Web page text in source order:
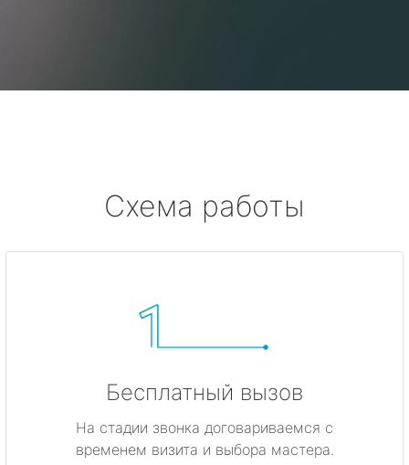
Схема работы
Бесплатный вызов
На стадии звонка договариваемся с
временем визита и выбора мастера.